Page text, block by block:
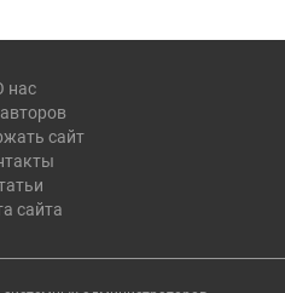
нас
сайт
сайта